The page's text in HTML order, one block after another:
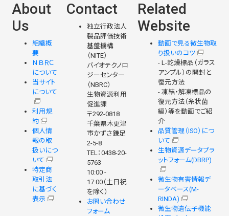
About
Us
組織概
要
ＮＢＲＣ
について
当サイト
について
利用規
約
個人情
報の取
扱いにつ
いて
特定商
取引法
に基づく
表示
Contact
独立行政法人
製品評価技術
基盤機構
（NITE）
バイオテクノロ
ジーセンター
（NBRC）
生物資源利用
促進課
〒292-0818
千葉県木更津
市かずさ鎌足
2-5-8
TEL：0438-20-
5763
10:00 -
17:00（土日祝
を除く）
お問い合わせ
フォーム
Related
Website
動画で見る微生物取
り扱いのコツ
- L-乾燥標品（ガラス
アンプル）の開封と
復元方法
- 凍結・解凍標品の
復元方法（糸状菌
編）等を動画でご紹
介
品質管理（ISO）につ
いて
生物資源データプラ
ットフォーム(DBRP)
微生物有害情報デ
ータベース(M-
RINDA)
微生物遺伝子機能